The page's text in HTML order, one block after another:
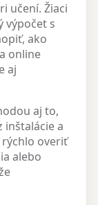
učení. Žiaci
výpočet s
ako
online
aj
aj to,
inštalácie a
rýchlo overiť
alebo